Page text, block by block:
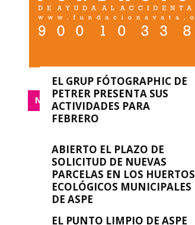
NACIONAL
EL GRUP FÓTOGRAPHIC DE
PETRER PRESENTA SUS
ACTIVIDADES PARA
FEBRERO
EVENTO INTERNACIONAL
EN ASPE
Silvia G. Rubio febrero 9, 2023 0
ABIERTO EL PLAZO DE
SOLICITUD DE NUEVAS
PARCELAS EN LOS HUERTOS
ECOLÓGICOS MUNICIPALES
DE ASPE
Silvia G. Rubio - febrero 9, 2023
EL PUNTO LIMPIO DE ASPE